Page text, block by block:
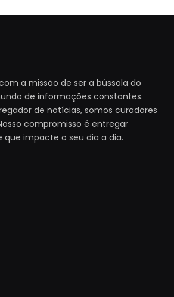
a missão de ser a bússola do
de informações constantes.
de notícias, somos curadores
compromisso é entregar
impacte o seu dia a dia.